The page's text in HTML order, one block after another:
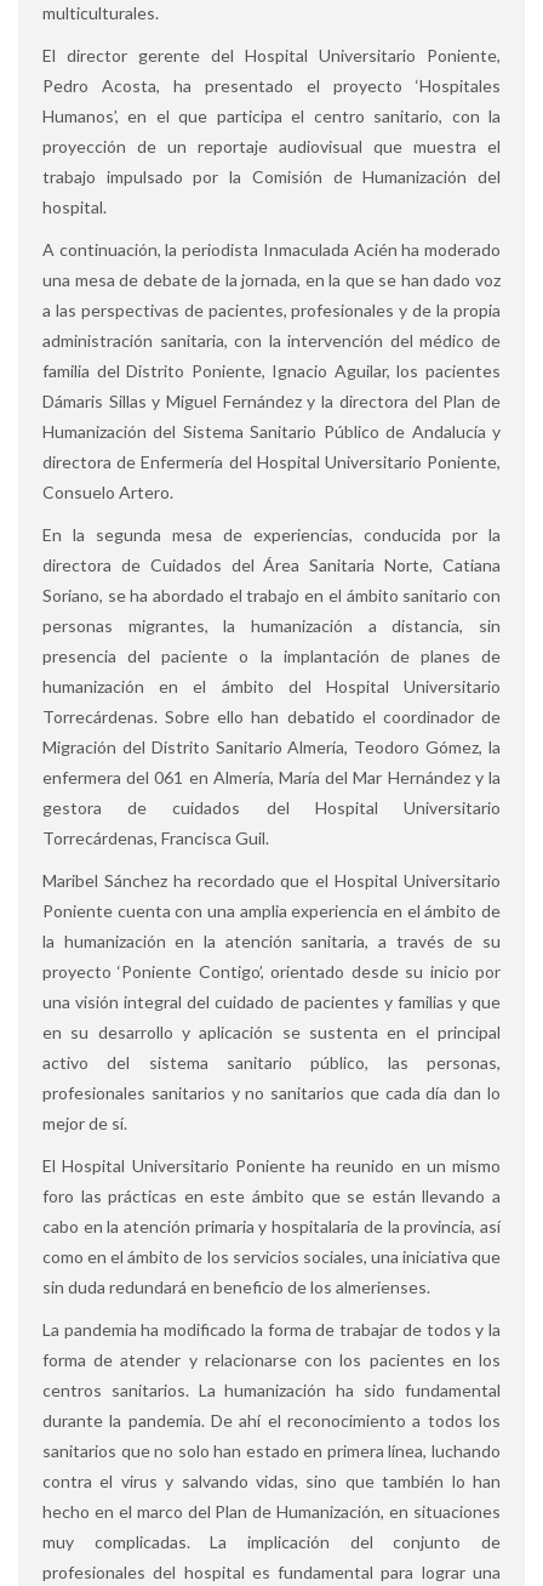
multiculturales.
El director gerente del Hospital Universitario Poniente,
Pedro Acosta, ha presentado el proyecto ‘Hospitales
Humanos’, en el que participa el centro sanitario, con la
proyección de un reportaje audiovisual que muestra el
trabajo impulsado por la Comisión de Humanización del
hospital.
A continuación, la periodista Inmaculada Acién ha moderado
una mesa de debate de la jornada, en la que se han dado voz
a las perspectivas de pacientes, profesionales y de la propia
administración sanitaria, con la intervención del médico de
familia del Distrito Poniente, Ignacio Aguilar, los pacientes
Dámaris Sillas y Miguel Fernández y la directora del Plan de
Humanización del Sistema Sanitario Público de Andalucía y
directora de Enfermería del Hospital Universitario Poniente,
Consuelo Artero.
En la segunda mesa de experiencias, conducida por la
directora de Cuidados del Área Sanitaria Norte, Catiana
Soriano, se ha abordado el trabajo en el ámbito sanitario con
personas migrantes, la humanización a distancia, sin
presencia del paciente o la implantación de planes de
humanización en el ámbito del Hospital Universitario
Torrecárdenas. Sobre ello han debatido el coordinador de
Migración del Distrito Sanitario Almería, Teodoro Gómez, la
enfermera del 061 en Almería, María del Mar Hernández y la
gestora de cuidados del Hospital Universitario
Torrecárdenas, Francisca Guil.
Maribel Sánchez ha recordado que el Hospital Universitario
Poniente cuenta con una amplia experiencia en el ámbito de
la humanización en la atención sanitaria, a través de su
proyecto ‘Poniente Contigo’, orientado desde su inicio por
una visión integral del cuidado de pacientes y familias y que
en su desarrollo y aplicación se sustenta en el principal
activo del sistema sanitario público, las personas,
profesionales sanitarios y no sanitarios que cada día dan lo
mejor de sí.
El Hospital Universitario Poniente ha reunido en un mismo
foro las prácticas en este ámbito que se están llevando a
cabo en la atención primaria y hospitalaria de la provincia, así
como en el ámbito de los servicios sociales, una iniciativa que
sin duda redundará en beneficio de los almerienses.
La pandemia ha modificado la forma de trabajar de todos y la
forma de atender y relacionarse con los pacientes en los
centros sanitarios. La humanización ha sido fundamental
durante la pandemia. De ahí el reconocimiento a todos los
sanitarios que no solo han estado en primera línea, luchando
contra el virus y salvando vidas, sino que también lo han
hecho en el marco del Plan de Humanización, en situaciones
muy complicadas. La implicación del conjunto de
profesionales del hospital es fundamental para lograr una